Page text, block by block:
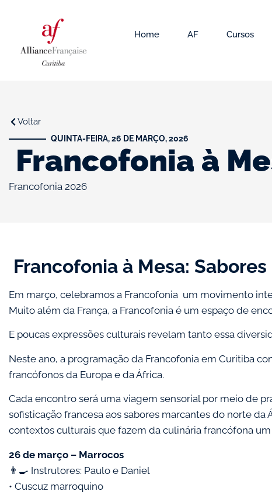
Home AF Cursos
Voltar
QUINTA-FEIRA, 26 DE MARÇO, 2026
Francofonia à
Francofonia 2026
Francofonia à Mesa:
Em março, celebramos a Francofonia um movimento
Muito além da França, a Francofonia é um espaço de
E poucas expressões culturais revelam tanto essa
Neste ano, a programação da Francofonia em Curitiba
francófonos da Europa e da África.
Cada encontro será uma viagem sensorial por meio de
sofisticação francesa aos sabores marcantes do norte
contextos culturais que fazem da culinária francófona
26 de março – Marrocos
👨‍🍳 Instrutores: Paulo e Daniel
• Cuscuz marroquino